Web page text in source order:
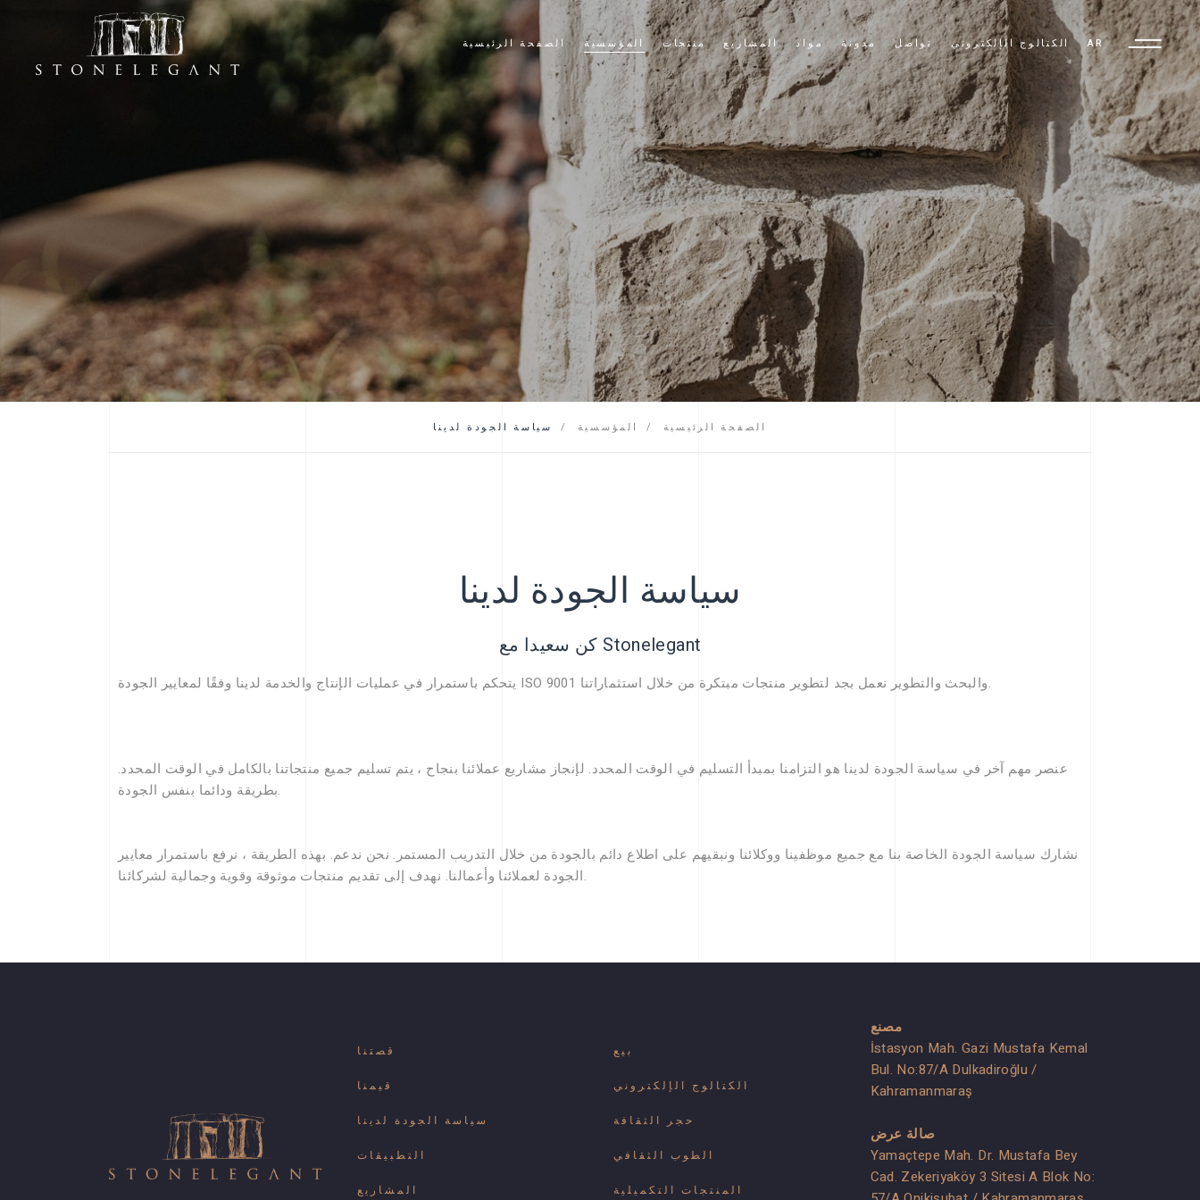
الصفحة الرئيسية المؤسسية
قصتنا
قيمنا
سياسة الجودة لدينا
التطبيقات
الشهادات
أخبار وأحداث
بيع
أشرطة فيديو
منتجات
حجر الثقافة
الطوب الثقافي
المشاريع مواد مدونة تواصل الكتالوج الإلكتروني AR
TR
EN
AR
الصفحة الرئيسية المؤسسية سياسة الجودة لدينا
سياسة الجودة لدينا
كن سعيدا مع Stonelegant
يتحكم باستمرار في عمليات الإنتاج والخدمة لدينا وفقًا لمعايير الجودة ISO 9001 والبحث والتطوير نعمل بجد لتطوير منتجات مبتكرة من خلال استثماراتنا.
عنصر مهم آخر في سياسة الجودة لدينا هو التزامنا بمبدأ التسليم في الوقت المحدد. لإنجاز مشاريع عملائنا بنجاح ، يتم تسليم جميع منتجاتنا بالكامل في الوقت المحدد.
بطريقة ودائما بنفس الجودة.
نشارك سياسة الجودة الخاصة بنا مع جميع موظفينا ووكلائنا ونبقيهم على اطلاع دائم بالجودة من خلال التدريب المستمر. نحن ندعم. بهذه الطريقة ، نرفع باستمرار معايير
الجودة لعملائنا وأعمالنا. نهدف إلى تقديم منتجات موثوقة وقوية وجمالية لشركائنا.
قصتنا
قيمنا
سياسة الجودة لدينا
التطبيقات
المشاريع
بيع
الكتالوج الإلكتروني
حجر الثقافة
الطوب الثقافي
المنتجات التكميلية
مصنع
İstasyon Mah. Gazi Mustafa Kemal
Bul. No:87/A Dulkadiroğlu /
Kahramanmaraş
صالة عرض
Yamaçtepe Mah. Dr. Mustafa Bey
Cad. Zekeriyaköy 3 Sitesi A Blok No: